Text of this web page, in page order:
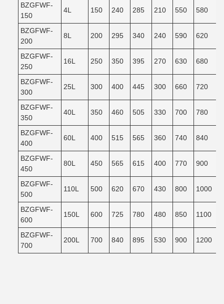
BZGFWF-
150
4L 150 240 285 210 550 580
BZGFWF-
200
8L 200 295 340 240 590 620
BZGFWF-
250
16L 250 350 395 270 630 680
BZGFWF-
300
25L 300 400 445 300 660 720
BZGFWF-
350
40L 350 460 505 330 700 780
BZGFWF-
400
60L 400 515 565 360 740 840
BZGFWF-
450
80L 450 565 615 400 770 900
BZGFWF-
500
110L 500 620 670 430 800 1000
BZGFWF-
600
150L 600 725 780 480 850 1100
BZGFWF-
700
200L 700 840 895 530 900 1200